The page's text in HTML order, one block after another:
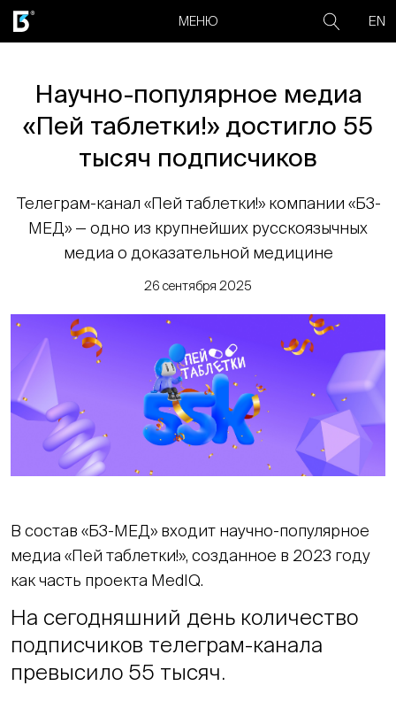
МЕНЮ EN
Научно-популярное медиа
«Пей таблетки!» достигло 55
тысяч подписчиков
Телеграм-канал «Пей таблетки!» компании «Б3-
МЕД» — одно из крупнейших русскоязычных
медиа о доказательной медицине
26 сентября 2025
В состав «Б3-МЕД» входит научно-популярное
медиа «Пей таблетки!», созданное в 2023 году
как часть проекта MedIQ.
На сегодняшний день количество
подписчиков телеграм-канала
превысило 55 тысяч.